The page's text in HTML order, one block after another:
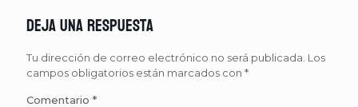
Deja una respuesta
Tu dirección de correo electrónico no será publicada. Los
campos obligatorios están marcados con *
Comentario *